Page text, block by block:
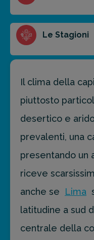
Le Stagioni
Il clima della
piuttosto
desertico e
prevalenti, una
presentando un
riceve
anche se
Lima
latitudine a sud
centrale della